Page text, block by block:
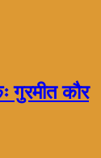
गुरमीत कौर